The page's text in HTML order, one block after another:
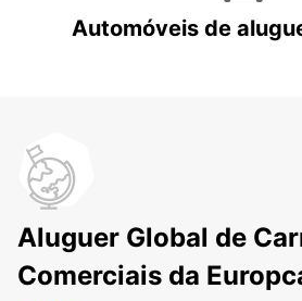
Automóveis de
Aluguer Global de
Comerciais da